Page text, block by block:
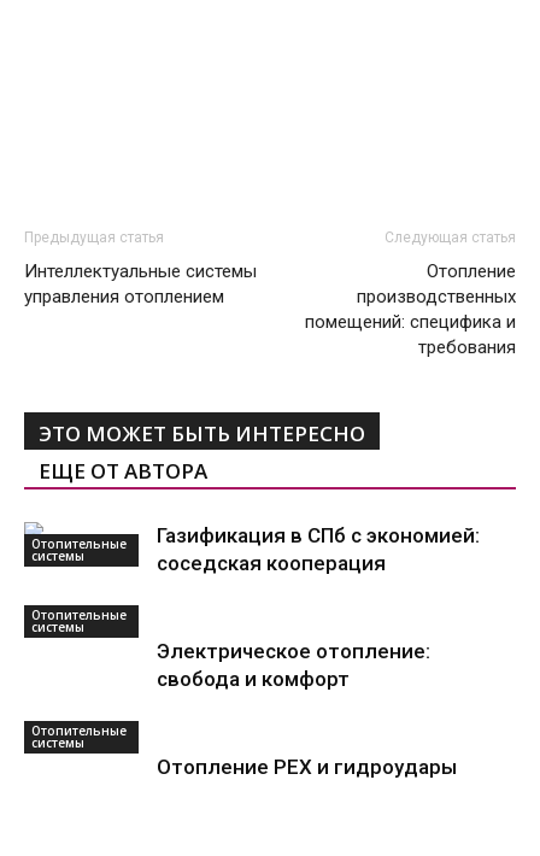
Предыдущая статья
Интеллектуальные системы
управления отоплением
Следующая статья
Отопление
производственных
помещений: специфика и
требования
ЭТО МОЖЕТ БЫТЬ ИНТЕРЕСНО
ЕЩЕ ОТ АВТОРА
Отопительные
системы
Газификация в СПб с экономией:
соседская кооперация
Отопительные
системы
Электрическое отопление:
свобода и комфорт
Отопительные
системы
Отопление PEX и гидроудары